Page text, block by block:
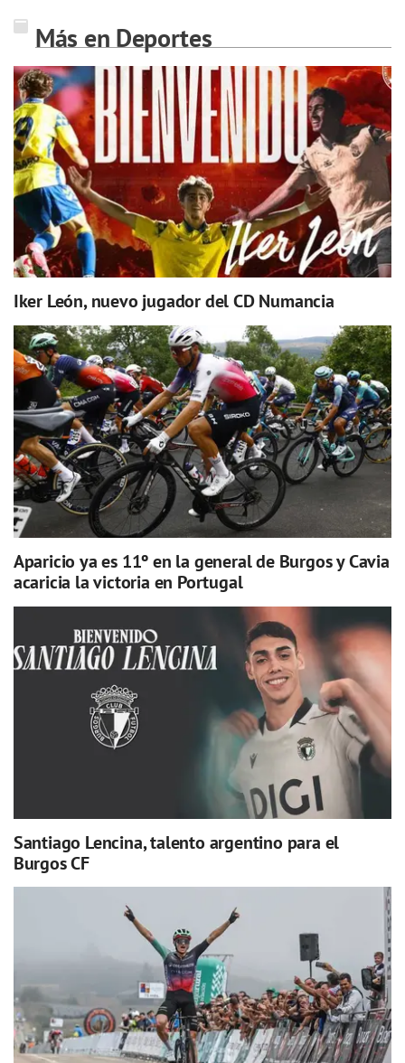
Más en Deportes
Iker León, nuevo jugador del CD Numancia
Aparicio ya es 11º en la general de Burgos y Cavia
acaricia la victoria en Portugal
Santiago Lencina, talento argentino para el
Burgos CF